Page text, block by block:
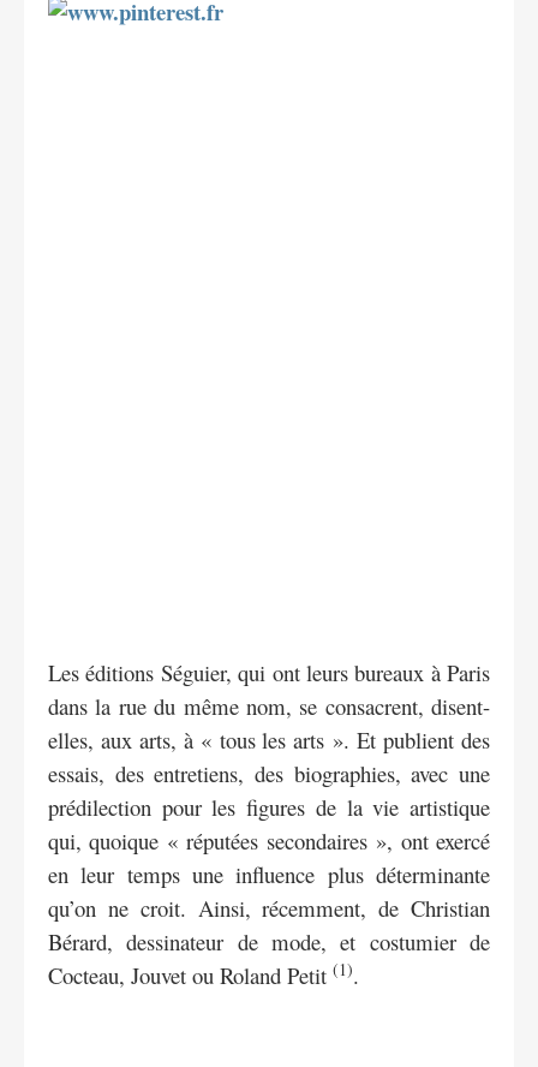
Les éditions Séguier, qui ont leurs bureaux à Paris
dans la rue du même nom, se consacrent, disent-
elles, aux arts, à « tous les arts ». Et publient des
essais, des entretiens, des biographies, avec une
prédilection pour les figures de la vie artistique
qui, quoique « réputées secondaires », ont exercé
en leur temps une influence plus déterminante
qu’on ne croit. Ainsi, récemment, de Christian
Bérard, dessinateur de mode, et costumier de
Cocteau, Jouvet ou Roland Petit (1).